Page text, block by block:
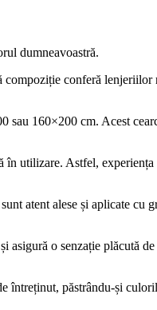
dumneavoastră.
conferă
sau 160×200 cm. Acest
utilizare. Astfel,
atent alese și aplicate cu
o senzație plăcută
întreținut, păstrându-și